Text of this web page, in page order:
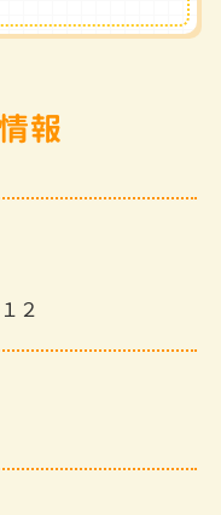
報
２